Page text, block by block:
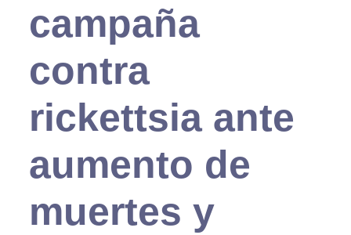
campaña
contra
rickettsia ante
aumento de
muertes y